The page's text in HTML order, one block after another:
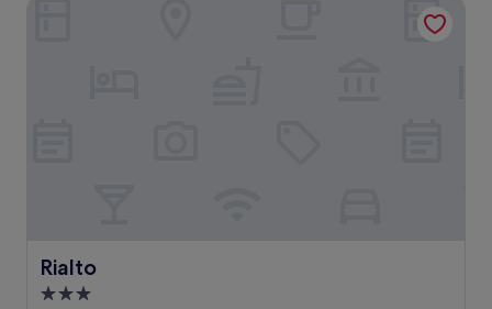
Rialto
Rialto
Hébergement